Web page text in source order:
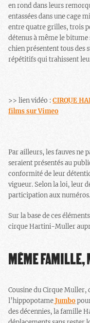
en rond dans leurs
entassées dans une cage
entre quatre grilles, trois
détenus à même le
chien présentent tous des
répétitifs qui trahissent
>> lien vidéo :CIRQUE
films sur Vimeo
Par ailleurs, les fauves ne
seraient présentés au
conformité de leur
vigueur. Selon la loi, leur
participation aux numéros.
Sur la base de ces
cirque Hartini-Muller
MÊME
Cousine du Cirque
l’hippopotame Jumbo
des décennies, la famille